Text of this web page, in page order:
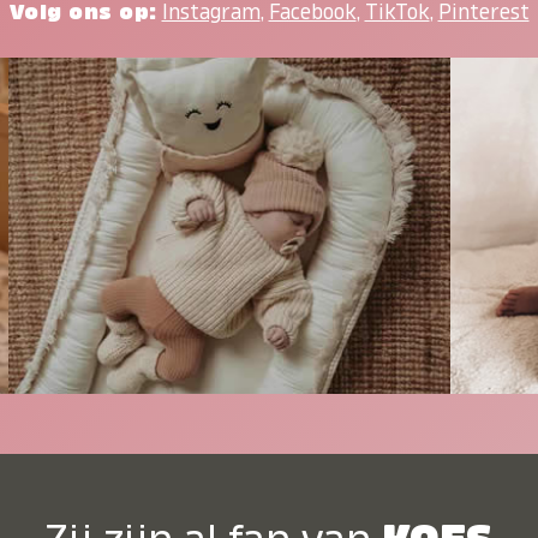
Volg ons op: Instagram, Facebook, TikTok, Pinterest